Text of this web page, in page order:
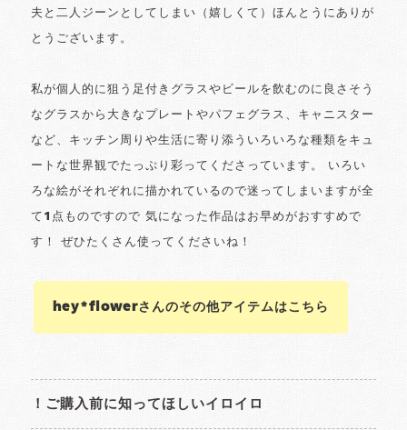
夫と二人ジーンとしてしまい（嬉しくて）ほんとうにありが
とうございます。
私が個人的に狙う足付きグラスやビールを飲むのに良さそう
なグラスから大きなプレートやパフェグラス、キャニスター
など、キッチン周りや生活に寄り添ういろいろな種類をキュ
ートな世界観でたっぷり彩ってくださっています。 いろい
ろな絵がそれぞれに描かれているので迷ってしまいますが全
て1点ものですので 気になった作品はお早めがおすすめで
す！ ぜひたくさん使ってくださいね！
hey*flowerさんのその他アイテムはこちら
！ご購入前に知ってほしいイロイロ